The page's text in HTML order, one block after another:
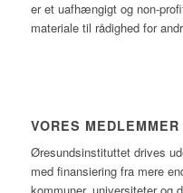
er et uafhængigt og non-
materiale til rådighed for
VORES MEDLEMMER
Øresundsinstituttet drives
med finansiering fra mere